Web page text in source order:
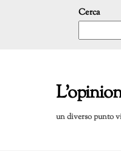
Cerca
un diverso punto